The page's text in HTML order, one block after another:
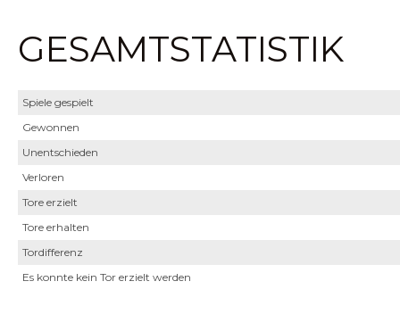
GESAMTSTATISTIK
Spiele gespielt
Gewonnen
Unentschieden
Verloren
Tore erzielt
Tore erhalten
Tordifferenz
Es konnte kein Tor erzielt werden